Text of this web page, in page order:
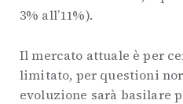
3% all’11%).
Il mercato attuale è per
limitato, per questioni
evoluzione sarà basilare